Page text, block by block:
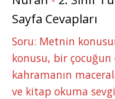
Sayfa Cevapları
Soru: Metnin
konusu, bir
kahramanın
ve kitap okuma